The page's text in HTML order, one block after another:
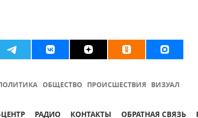
ОБЩЕСТВО ПРОИСШЕСТВИЯ ВИЗУАЛ
РАДИО КОНТАКТЫ ОБРАТНАЯ СВЯЗЬ